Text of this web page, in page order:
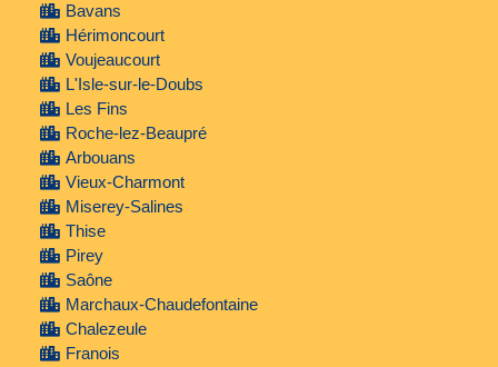
Bavans
Hérimoncourt
Voujeaucourt
L'Isle-sur-le-Doubs
Les Fins
Roche-lez-Beaupré
Arbouans
Vieux-Charmont
Miserey-Salines
Thise
Pirey
Saône
Marchaux-Chaudefontaine
Chalezeule
Franois